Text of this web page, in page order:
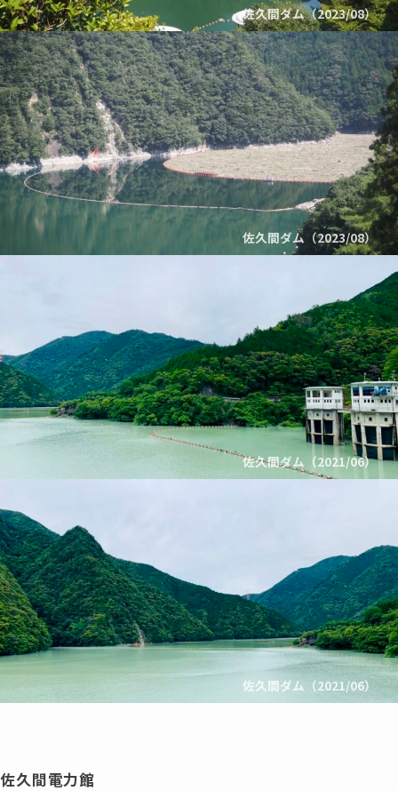
佐久間ダム（2023/08）
佐久間ダム（2023/08）
佐久間ダム（2021/06）
佐久間ダム（2021/06）
佐久間電力館